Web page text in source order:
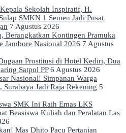
Sekolah Inspiratif, H.
SMKN 1 Semen Jadi Pusat
7 Agustus 2026
Berangkatkan Kontingen Pramuka
Jambore Nasional 2026 7 Agustus
Prostitusi di Hotel Kediri, Dua
Satpol PP 6 Agustus 2026
Nasional! Simpanan Warga
Jadi Raja Rekening 5
SMK Ini Raih Emas LKS
Beasiswa Kuliah dan Peralatan Las
Mas Dhito Pacu Pertanian